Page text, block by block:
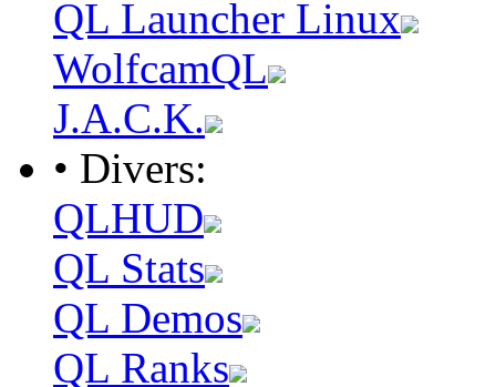
QL Launcher Linux
WolfcamQL
J.A.C.K.
• Divers:
QLHUD
QL Stats
QL Demos
QL Ranks